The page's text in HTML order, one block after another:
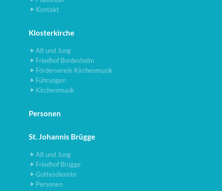
Kontakt
Klosterkirche
Alt und Jung
Friedhof Bordesholm
Förderverein Kirchenmusik
Führungen
Kirchenmusik
Personen
St. Johannis Brügge
Alt und Jung
Friedhof Brügge
Gottesdienste
Personen